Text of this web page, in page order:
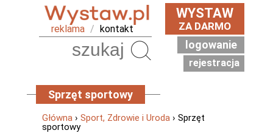
reklama / kontakt
WYSTAW
ZA DARMO
logowanie
rejestracja
Sprzęt sportowy
Główna › Sport, Zdrowie i Uroda › Sprzęt
sportowy